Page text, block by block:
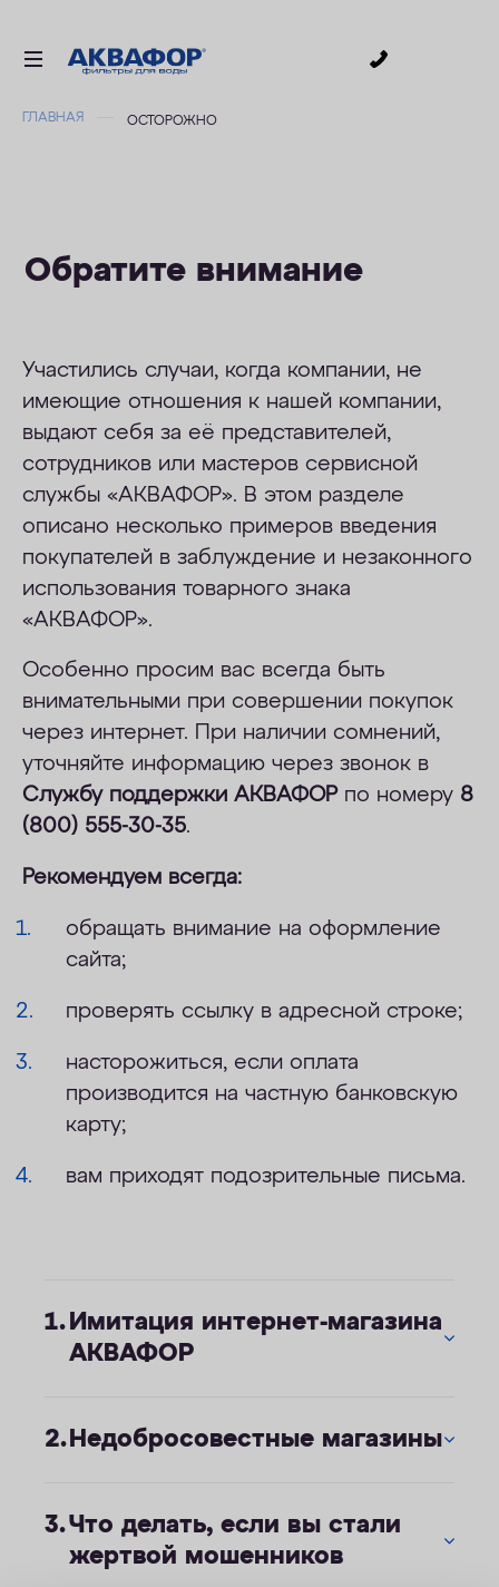
ДЛЯ БИЗНЕСА
АКЦИИ
ДОСТАВКА
ОПЛАТА
КОНТАКТЫ
ГЛАВНАЯ ОСТОРОЖНО
Обратите внимание
Участились случаи, когда компании, не
имеющие отношения к нашей компании,
выдают себя за её представителей,
сотрудников или мастеров сервисной
службы «АКВАФОР». В этом разделе
описано несколько примеров введения
покупателей в заблуждение и незаконного
иcпользования товарного знака
«АКВАФОР».
Особенно просим вас всегда быть
внимательными при совершении покупок
через интернет. При наличии сомнений,
уточняйте информацию через звонок в
Службу поддержки АКВАФОРпо номеру 8
(800) 555-30-35.
Рекомендуем всегда:
обращать внимание на оформление
сайта;
проверять ссылку в адресной строке;
насторожиться, если оплата
производится на частную банковскую
карту;
вам приходят подозрительные письма.
Имитация интернет-магазина
АКВАФОР
Недобросовестные магазины
Что делать, если вы стали
жертвой мошенников